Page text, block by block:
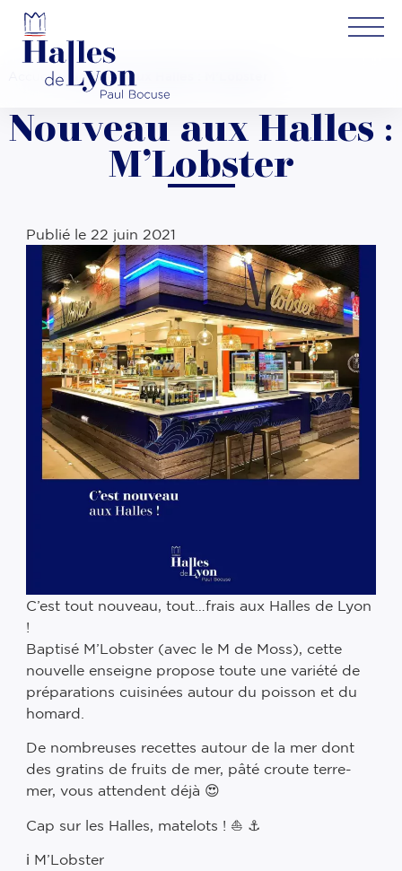
Accueil » Nouveau aux Halles : M’Lobster
Nouveau aux Halles :
M’Lobster
Publié le 22 juin 2021
C’est tout nouveau, tout…frais aux Halles de Lyon
!
Baptisé M’Lobster (avec le M de Moss), cette
nouvelle enseigne propose toute une variété de
préparations cuisinées autour du poisson et du
homard.
De nombreuses recettes autour de la mer dont
des gratins de fruits de mer, pâté croute terre-
mer, vous attendent déjà 😍
Cap sur les Halles, matelots ! ⛵ ⚓
ℹ️ M’Lobster